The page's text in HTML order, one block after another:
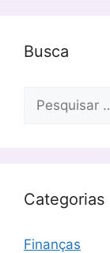
Busca
por:
Categorias
Finanças